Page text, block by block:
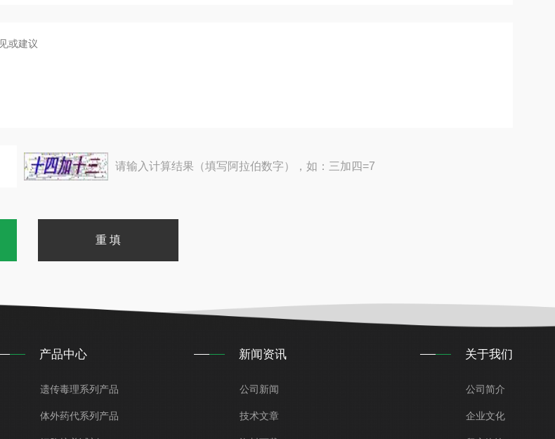
请输入计算结果（填写阿拉伯数字），如：三加四=7
产品中心
遗传毒理系列产品
体外药代系列产品
新闻资讯
公司新闻
技术文章
关于我们
公司简介
企业文化